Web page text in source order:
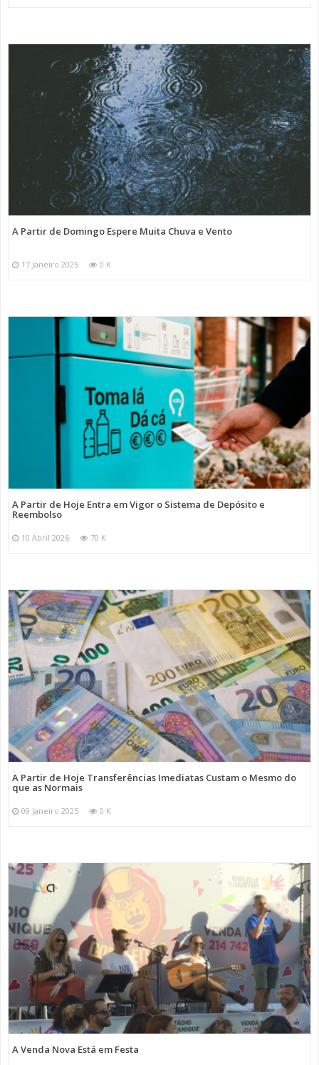
A Partir de Domingo Espere Muita Chuva e Vento
17 Janeiro 2025 0 K
A Partir de Hoje Entra em Vigor o Sistema de Depósito e
Reembolso
10 Abril 2026 70 K
A Partir de Hoje Transferências Imediatas Custam o Mesmo do
que as Normais
09 Janeiro 2025 0 K
A Venda Nova Está em Festa